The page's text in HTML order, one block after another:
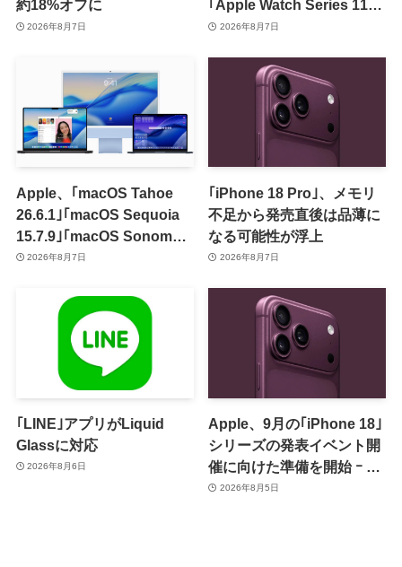
約18%オフに
2026年8月7日
｢Apple Watch Series 11｣
のセールを開催中
2026年8月7日
Apple、｢macOS Tahoe
26.6.1｣｢macOS Sequoia
15.7.9｣｢macOS Sonoma
14.8.9｣をリリース ｰ 画面共
2026年8月7日
｢iPhone 18 Pro｣、メモリ
不足から発売直後は品薄に
なる可能性が浮上
2026年8月7日
｢LINE｣アプリがLiquid
Glassに対応
2026年8月6日
Apple、9月の｢iPhone 18｣
シリーズの発表イベント開
催に向けた準備を開始 ｰ 9
月8日か9月9日に開催見込
2026年8月5日